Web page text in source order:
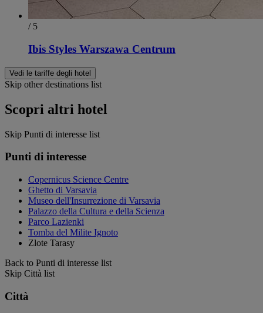
/ 5
Ibis Styles Warszawa Centrum
Vedi le tariffe degli hotel
Skip other destinations list
Scopri altri hotel
Skip Punti di interesse list
Punti di interesse
Copernicus Science Centre
Ghetto di Varsavia
Museo dell'Insurrezione di Varsavia
Palazzo della Cultura e della Scienza
Parco Lazienki
Tomba del Milite Ignoto
Zlote Tarasy
Back to Punti di interesse list
Skip Città list
Città